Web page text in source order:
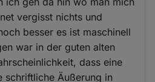
vergisst nichts und
besser es ist maschinell
war in der guten alten
dass eine
schriftliche Äußerung in